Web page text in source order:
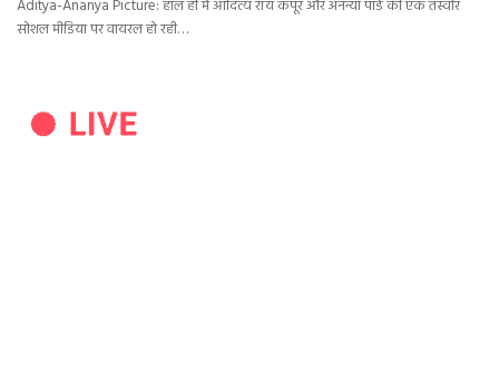
Aditya-Ananya Picture: हाल ही में आदित्य रॉय कपूर और अनन्या पांडे की एक तस्वीर
सोशल मीडिया पर वायरल हो रही…